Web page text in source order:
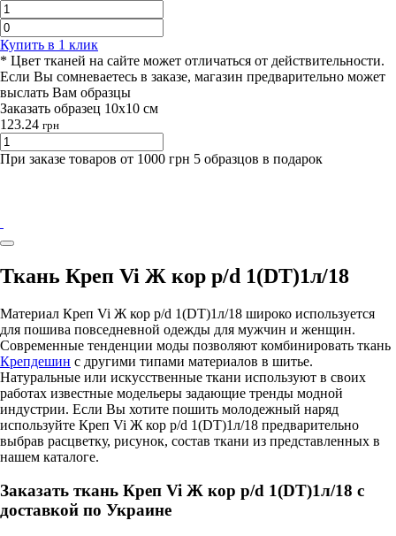
Купить в 1 клик
* Цвет тканей на сайте может отличаться от действительности.
Если Вы сомневаетесь в заказе, магазин предварительно может
выслать Вам образцы
Заказать образец 10х10 см
123.24 грн
При заказе товаров от 1000 грн 5 образцов в подарок
Ткань Креп Vi Ж кор p/d 1(DT)1л/18
Материал Креп Vi Ж кор p/d 1(DT)1л/18 широко используется
для пошива повседневной одежды для мужчин и женщин.
Современные тенденции моды позволяют комбинировать ткань
Крепдешин с другими типами материалов в шитье.
Натуральные или искусственные ткани используют в своих
работах известные модельеры задающие тренды модной
индустрии. Если Вы хотите пошить молодежный наряд
используйте Креп Vi Ж кор p/d 1(DT)1л/18 предварительно
выбрав расцветку, рисунок, состав ткани из представленных в
нашем каталоге.
Заказать ткань Креп Vi Ж кор p/d 1(DT)1л/18 с
доставкой по Украине